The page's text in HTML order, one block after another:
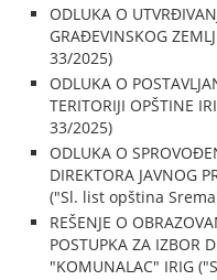
ODLUKA O
GRAĐEVINSKOG
33/2025)
ODLUKA O
TERITORIJI OPŠTINE
33/2025)
ODLUKA O
DIREKTORA JAVNOG
("Sl. list opština
REŠENJE O
POSTUPKA ZA IZBOR
"KOMUNALAC" IRIG